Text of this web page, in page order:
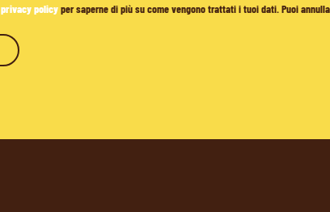
privacy policyper saperne di più su come vengono trattati i tuoi dati. Puoi